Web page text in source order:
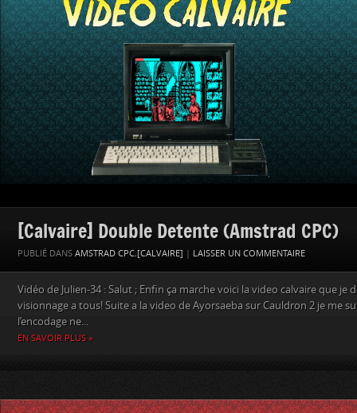
[Calvaire] Double Detente (Amstrad CPC)
PUBLIÉ DANS AMSTRAD CPC,[CALVAIRE] LAISSER UN COMMENTAIRE
Vidéo de Julien-34 : Salut ; Enfin ça marche voici la video calvaire que je
visionnage a tous! Suite a la video de Ayorsaeba sur Cauldron 2 je me
l’encodage ne...
EN SAVOIR PLUS »